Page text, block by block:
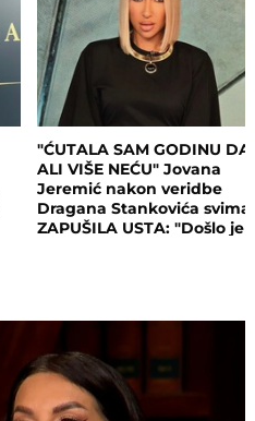
"ĆUTALA SAM GODINU
ALI VIŠE NEĆU" Jovana
Jeremić nakon veridbe
Dragana Stankovića svima
ZAPUŠILA USTA: "Došlo je